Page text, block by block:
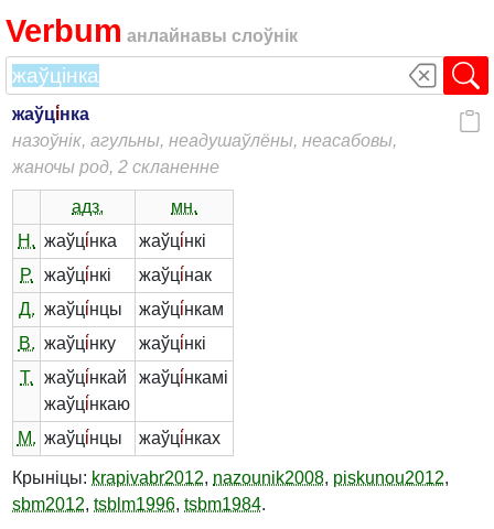
Verbum анлайнавы слоўнік
жаўці́нка
назоўнік, агульны, неадушаўлёны, неасабовы,
жаночы род, 2 скланенне
адз.
мн.
Н. жаўці́нка жаўці́нкі
Р.
жаўці́нкі жаўці́нак
Д. жаўці́нцы жаўці́нкам
В. жаўці́нку жаўці́нкі
Т.
жаўці́нкай
жаўці́нкаю
жаўці́нкамі
М. жаўці́нцы жаўці́нках
Крыніцы: krapivabr2012, nazounik2008, piskunou2012,
sbm2012, tsblm1996, tsbm1984.